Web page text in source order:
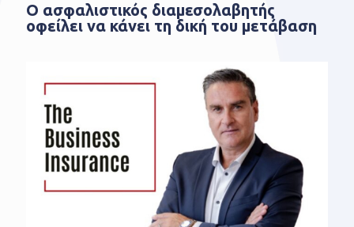
Ο ασφαλιστικός διαμεσολαβητής
οφείλει να κάνει τη δική του μετάβαση